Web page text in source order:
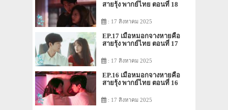
สายรุ้ง พากย์ไทย ตอนที่ 18
: 17 สิงหาคม 2025
EP.17 เมื่อหมอกจางหายคือ
สายรุ้ง พากย์ไทย ตอนที่ 17
: 17 สิงหาคม 2025
EP.16 เมื่อหมอกจางหายคือ
สายรุ้ง พากย์ไทย ตอนที่ 16
: 17 สิงหาคม 2025